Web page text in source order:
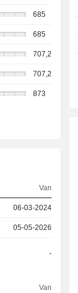
685
685
707,2
707,2
873
Van
06-03-2024
05-05-2026
-
Van